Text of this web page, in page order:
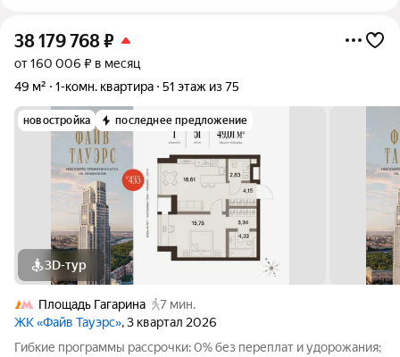
38 179 768₽
от 160 006 ₽ в месяц
49 м²
1-комн. квартира 51 этаж из 75
новостройка последнее предложение
3D-тур
Площадь Гагарина
7 мин.
ЖК «Файв Тауэрс», 3 квартал 2026
Гибкие программы рассрочки: 0% без переплат и удорожания;